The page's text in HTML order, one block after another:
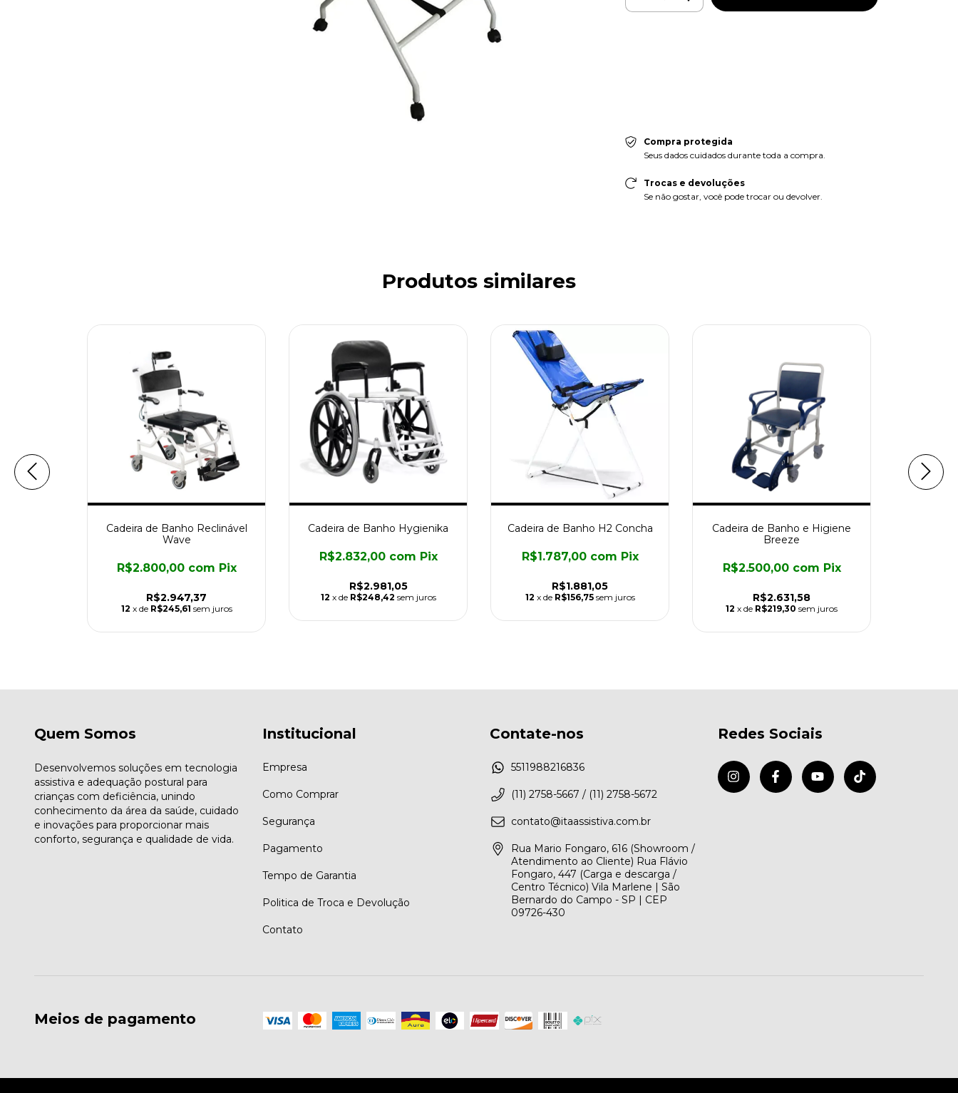
Compra protegida
Seus dados cuidados durante toda a compra.
Trocas e devoluções
Se não gostar, você pode trocar ou devolver.
Produtos similares
Cadeira de Banho Reclinável
Wave
R$2.947,37
R$2.800,00 com Pix
12 x de R$245,61 sem juros
Cadeira de Banho Hygienika
R$2.981,05
R$2.832,00 com Pix
12 x de R$248,42 sem juros
Cadeira de Banho H2 Concha
R$1.881,05
R$1.787,00 com Pix
12 x de R$156,75 sem juros
Cadeira de Banho e Higiene
Breeze
R$2.631,58
R$2.500,00 com Pix
12 x de R$219,30 sem juros
Quem Somos
Desenvolvemos soluções em tecnologia
assistiva e adequação postural para
crianças com deficiência, unindo
conhecimento da área da saúde, cuidado
e inovações para proporcionar mais
conforto, segurança e qualidade de vida.
Institucional
Empresa
Como Comprar
Segurança
Pagamento
Tempo de Garantia
Politica de Troca e Devolução
Contato
Contate-nos
5511988216836
(11) 2758-5667 / (11) 2758-5672
contato@itaassistiva.com.br
Rua Mario Fongaro, 616 (Showroom /
Atendimento ao Cliente) Rua Flávio
Fongaro, 447 (Carga e descarga /
Centro Técnico) Vila Marlene | São
Bernardo do Campo - SP | CEP
09726-430
Redes Sociais
Meios de pagamento